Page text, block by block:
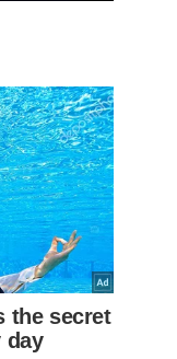
isso pode causar
na caixa e